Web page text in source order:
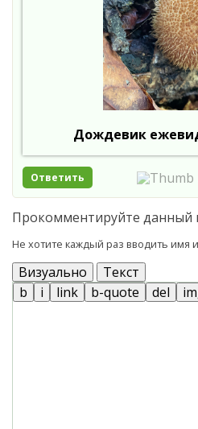
Дождевик
Ответить
Прокомментируйте данный
Не хотите каждый раз вводить имя
Визуально Текст